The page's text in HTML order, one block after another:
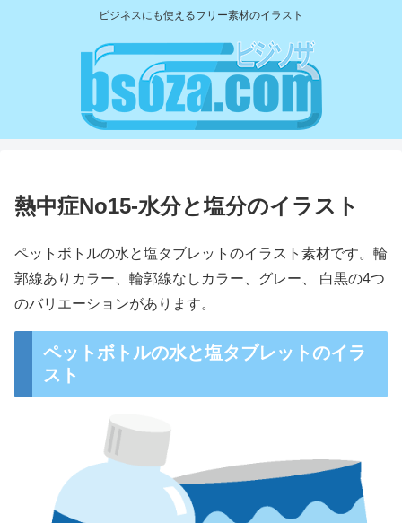
ビジネスにも使えるフリー素材のイラスト
熱中症No15-水分と塩分のイラスト
ペットボトルの水と塩タブレットのイラスト素材です。輪
郭線ありカラー、輪郭線なしカラー、グレー、 白黒の4つ
のバリエーションがあります。
ペットボトルの水と塩タブレットのイラ
スト